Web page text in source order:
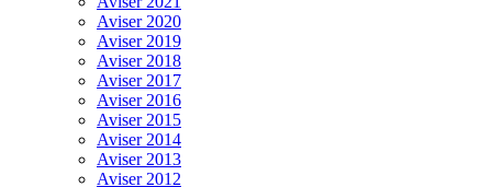
Aviser 2020
Aviser 2019
Aviser 2018
Aviser 2017
Aviser 2016
Aviser 2015
Aviser 2014
Aviser 2013
Aviser 2012